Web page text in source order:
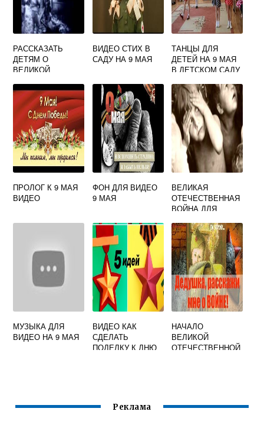
РАССКАЗАТЬ
ДЕТЯМ О
ВЕЛИКОЙ
ВОЙНЕ ВИДЕО
ВИДЕО СТИХ В
САДУ НА 9 МАЯ
ТАНЦЫ ДЛЯ
ДЕТЕЙ НА 9 МАЯ
В ДЕТСКОМ САДУ
ПРОЛОГ К 9 МАЯ
ВИДЕО
ФОН ДЛЯ ВИДЕО
9 МАЯ
ВЕЛИКАЯ
ОТЕЧЕСТВЕННАЯ
ВОЙНА ДЛЯ
МУЗЫКА ДЛЯ
ВИДЕО НА 9 МАЯ
ВИДЕО КАК
СДЕЛАТЬ
ПОДЕЛКУ К ДНЮ
НАЧАЛО
ВЕЛИКОЙ
ОТЕЧЕСТВЕННОЙ
Реклама